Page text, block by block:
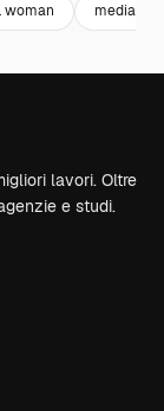
woman media
lavori. Oltre
e studi.